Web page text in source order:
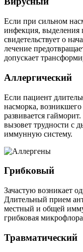
Если при сильном
инфекция, выделения
свидетельствует о
лечение
допускает
Аллергический
Если пациент
насморка, возникшего
развивается
вызовет трудности с
иммунную систему.
Грибковый
Зачастую возникает
Длительный прием
местный и общей
грибковая
Травматический